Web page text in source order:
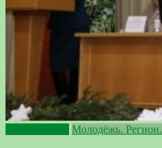
Молодёжь. Регион.